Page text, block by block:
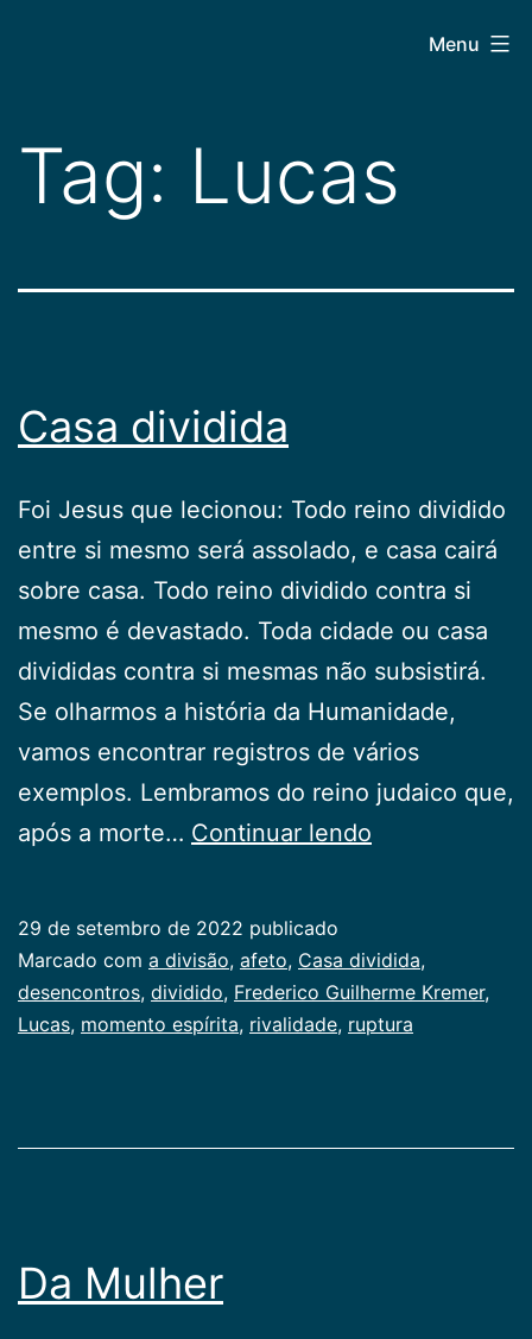
conteúdo
Menu
Tag: Lucas
Casa dividida
Foi Jesus que lecionou: Todo reino dividido
entre si mesmo será assolado, e casa cairá
sobre casa. Todo reino dividido contra si
mesmo é devastado. Toda cidade ou casa
divididas contra si mesmas não subsistirá.
Se olharmos a história da Humanidade,
vamos encontrar registros de vários
exemplos. Lembramos do reino judaico que,
após a morte… Continuar lendo
29 de setembro de 2022 publicado
Categorizado
como
Publicogeral
Marcado com a divisão, afeto, Casa dividida,
desencontros, dividido, Frederico Guilherme Kremer,
Lucas, momento espírita, rivalidade, ruptura
Da Mulher